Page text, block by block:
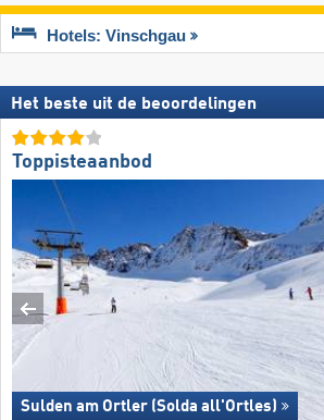
Hotels: Vinschgau
Het beste uit de beoordelingen
Toppisteaanbod
Sulden am Ortler (Solda all'Ortles)